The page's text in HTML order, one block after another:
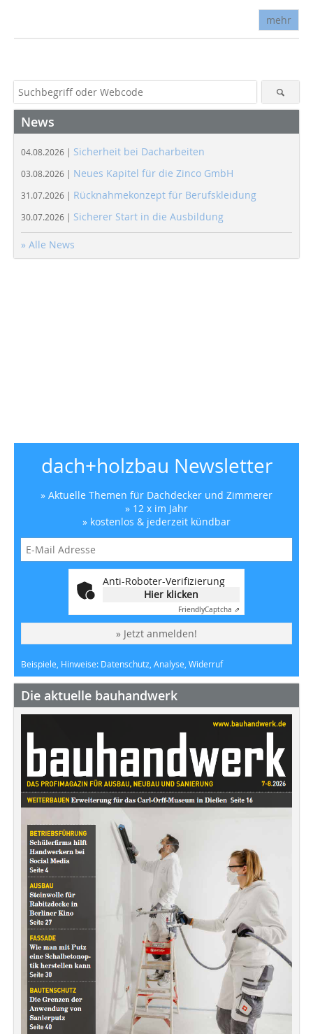
mehr
News
04.08.2026 | Sicherheit bei Dacharbeiten
03.08.2026 | Neues Kapitel für die Zinco GmbH
31.07.2026 | Rücknahmekonzept für Berufskleidung
30.07.2026 | Sicherer Start in die Ausbildung
» Alle News
dach+holzbau Newsletter
» Aktuelle Themen für Dachdecker und Zimmerer
» 12 x im Jahr
» kostenlos & jederzeit kündbar
Anti-Roboter-Verifizierung
Hier klicken
FriendlyCaptcha ⇗
» Jetzt anmelden!
Beispiele, Hinweise: Datenschutz, Analyse, Widerruf
Die aktuelle bauhandwerk